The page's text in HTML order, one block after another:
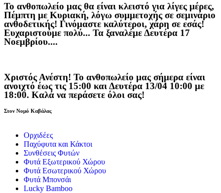
Το ανθοπωλείο μας θα είναι κλειστό για λίγες μέρες,
Πέμπτη με Κυριακή, λόγω συμμετοχής σε σεμινάριο
ανθοδετικής! Γινόμαστε καλύτεροι, χάρη σε εσάς!
Ευχαριστούμε πολύ... Τα ξαναλέμε Δευτέρα 17
Νοεμβρίου....
Χριστός Ανέστη! Το ανθοπωλείο μας σήμερα είναι
ανοιχτό έως τις 15:00 και Δευτέρα 13/04 10:00 με
18:00. Καλά να περάσετε όλοι σας!
Στον Νομό Καβάλας
Ορχιδέες
Παχύφυτα και Κάκτοι
Συνθέσεις Φυτών
Φυτά Εξωτερικού Χώρου
Φυτά Εσωτερικού Χώρου
Φυτά Μπονσάι
Lucky Bamboo